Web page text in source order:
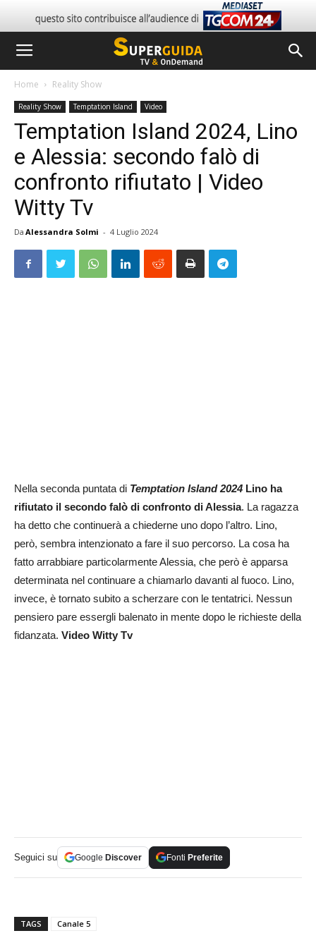
Home Reality Show
Reality Show Temptation Island Video
Temptation Island 2024, Lino
e Alessia: secondo falò di
confronto rifiutato | Video
Witty Tv
Da Alessandra Solmi - 4 Luglio 2024
Nella seconda puntata di Temptation Island 2024 Lino ha
rifiutato il secondo falò di confronto di Alessia. La ragazza
ha detto che continuerà a chiederne uno dopo l’altro. Lino,
però, sembra intenzionato a fare il suo percorso. La cosa ha
fatto arrabbiare particolarmente Alessia, che però è apparsa
determinata nel continuare a chiamarlo davanti al fuoco. Lino,
invece, è tornato subito a scherzare con le tentatrici. Nessun
pensiero pare essergli balenato in mente dopo le richieste della
fidanzata. Video Witty Tv
Seguici su Google Discover Fonti Preferite
TAGS Canale 5